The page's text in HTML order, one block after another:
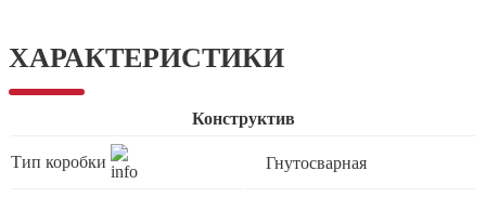
ХАРАКТЕРИСТИКИ
Конструктив
Тип коробки Гнутосварная